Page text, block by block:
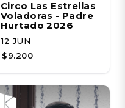
Circo Las Estrellas
Voladoras - Padre
Hurtado 2026
12 JUN
$9.200